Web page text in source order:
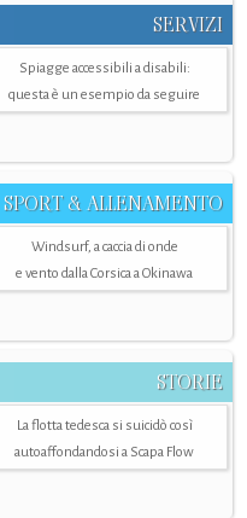
SERVIZI
Spiagge accessibili a disabili:
questa è un esempio da seguire
SPORT & ALLENAMENTO
Windsurf, a caccia di onde
e vento dalla Corsica a Okinawa
STORIE
La flotta tedesca si suicidò così
autoaffondandosi a Scapa Flow